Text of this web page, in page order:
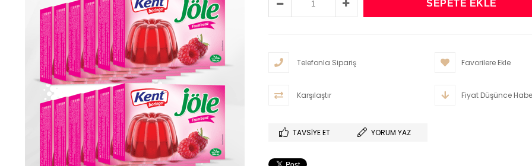
Telefonla Sipariş Favorilere Ekle
Karşılaştır Fiyat Düşünce
TAVSIYE ET YORUM YAZ